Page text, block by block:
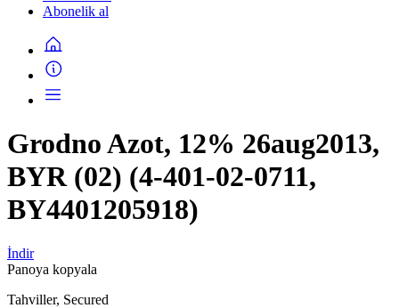
Abonelik al
Grodno Azot, 12% 26aug2013,
BYR (02) (4-401-02-0711,
BY4401205918)
İndir
Panoya kopyala
Tahviller, Secured